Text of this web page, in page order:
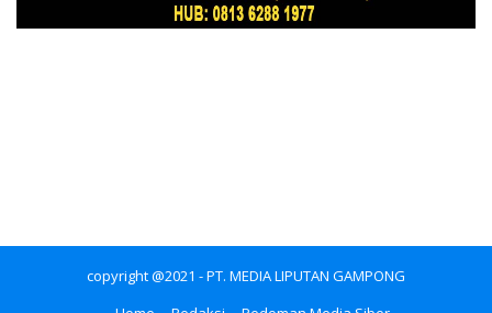
copyright @2021 - PT. MEDIA LIPUTAN GAMPONG